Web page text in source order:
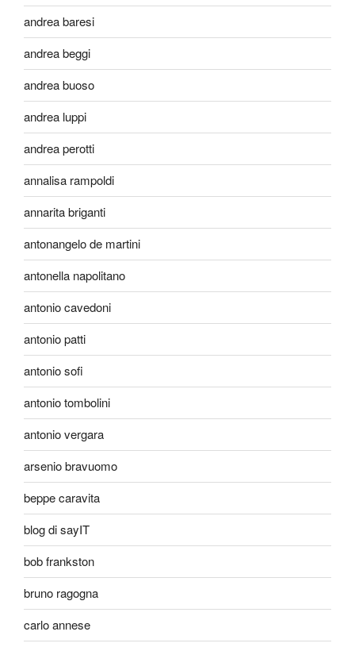
andrea baresi
andrea beggi
andrea buoso
andrea luppi
andrea perotti
annalisa rampoldi
annarita briganti
antonangelo de martini
antonella napolitano
antonio cavedoni
antonio patti
antonio sofi
antonio tombolini
antonio vergara
arsenio bravuomo
beppe caravita
blog di sayIT
bob frankston
bruno ragogna
carlo annese